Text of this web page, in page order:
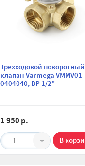
Трехходовой поворотный
клапан Varmega VMMV01-
0404040, ВР 1/2"
1 950 р.
1